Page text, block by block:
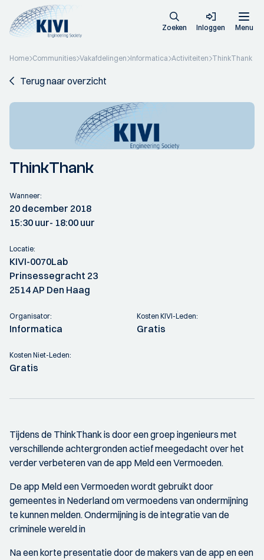
Zoeken Inloggen Menu
Home Communities Vakafdelingen Informatica Activiteiten ThinkThank
Terug naar overzicht
ThinkThank
Wanneer:
20 december 2018
15:30 uur- 18:00 uur
Locatie:
KIVI-0070Lab
Prinsessegracht 23
2514 AP Den Haag
Organisator:
Informatica
Kosten KIVI-Leden:
Gratis
Kosten Niet-Leden:
Gratis
Tijdens de ThinkThank is door een groep ingenieurs met
verschillende achtergronden actief meegedacht over het
verder verbeteren van de app Meld een Vermoeden.
De app Meld een Vermoeden wordt gebruikt door
gemeentes in Nederland om vermoedens van ondermijning
te kunnen melden. Ondermijning is de integratie van de
criminele wereld in
Na een korte presentatie door de makers van de app en een